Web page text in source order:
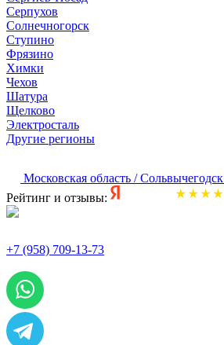
Серпухов
Солнечногорск
Ступино
Фрязино
Химки
Чехов
Шатура
Щелково
Электросталь
Другие регионы
Московская область / Сольвычегодск
Рейтинг и отзывы:
+7 (958) 709-13-73